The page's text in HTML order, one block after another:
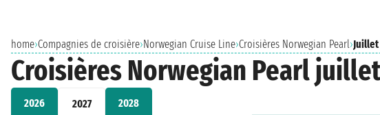
home›Compagnies de croisière›Norwegian Cruise Line›Croisières Norwegian Pearl›Juillet
Croisières Norwegian Pearl
2026 2027 2028